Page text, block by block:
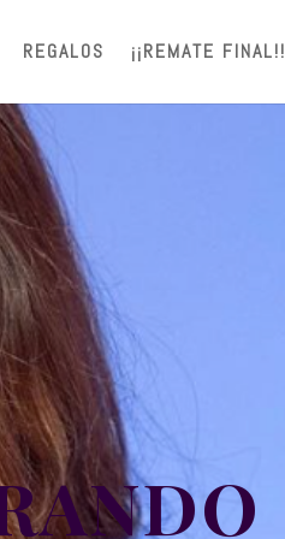
REGALOS ¡¡REMATE FINAL!!